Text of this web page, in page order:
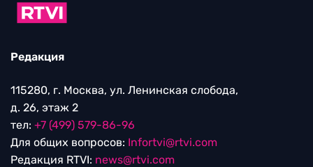
Редакция
115280, г. Москва, ул. Ленинская слобода,
д. 26, этаж 2
тел: +7 (499) 579-86-96
Для общих вопросов: Infortvi@rtvi.com
Редакция RTVI: news@rtvi.com